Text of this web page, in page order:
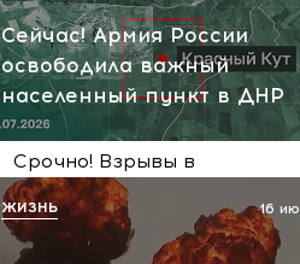
Россию за сутки,
Приграничье горит, фронт
идет вперед
сегодня, 07:52
Срочно! Взрывы в
Екатеринбурге: дрон упал
на крупный ВБ-склад,
пожар тушат
Сейчас! Армия России
освободила важный
населенный пункт в ДНР
16
ЖИЗНЬ